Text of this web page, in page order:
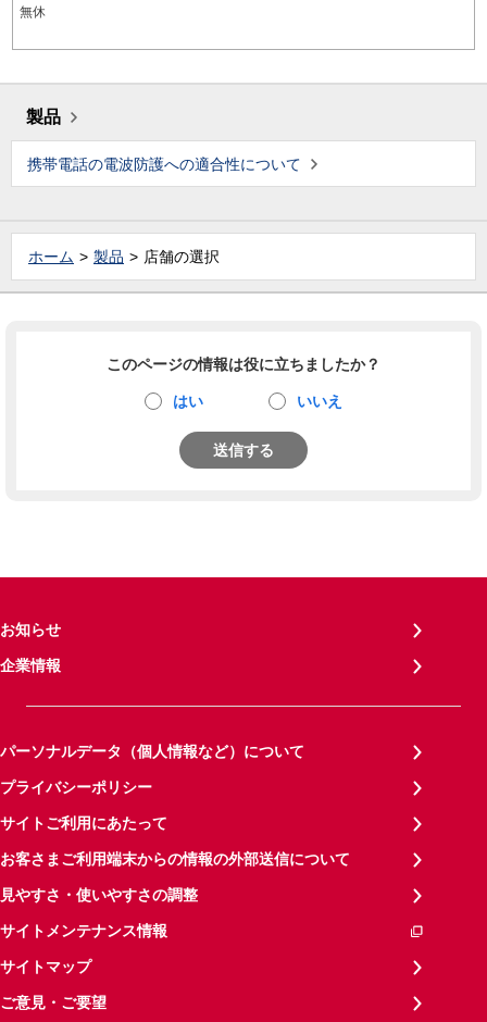
無休
製品
携帯電話の電波防護への適合性について
ホーム 製品 店舗の選択
このページの情報は役に立ちましたか？
はい いいえ
送信する
お知らせ
企業情報
パーソナルデータ（個人情報など）について
プライバシーポリシー
サイトご利用にあたって
お客さまご利用端末からの情報の外部送信について
見やすさ・使いやすさの調整
サイトメンテナンス情報
サイトマップ
ご意見・ご要望